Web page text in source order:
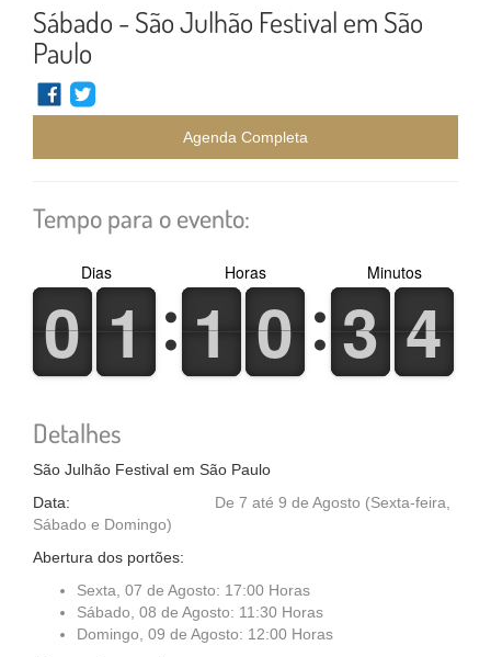
Sábado - São Julhão Festival em São
Paulo
Agenda Completa
Tempo para o evento:
0
0
0
0 1
1
1
1
Dias
1
1
1
1 0
0
0
0
Horas
3
3
3
3 4
4
4
4
Minutos
Detalhes
São Julhão Festival em São Paulo
Data:
De 7 até 9 de Agosto (Sexta-feira,
Sábado e Domingo)
Abertura dos portões:
Sexta, 07 de Agosto: 17:00 Horas
Sábado, 08 de Agosto: 11:30 Horas
Domingo, 09 de Agosto: 12:00 Horas